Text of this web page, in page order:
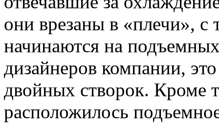
они врезаны в «плечи», с
начинаются на
дизайнеров компании,
двойных створок. Кроме
расположилось